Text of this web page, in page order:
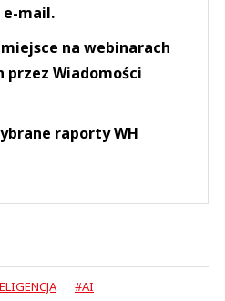
mail.
na webinarach
przez Wiadomości
raporty WH
#AI